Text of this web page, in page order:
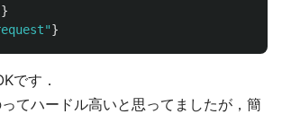
}
"}
です．
てハードル高いと思ってましたが，簡